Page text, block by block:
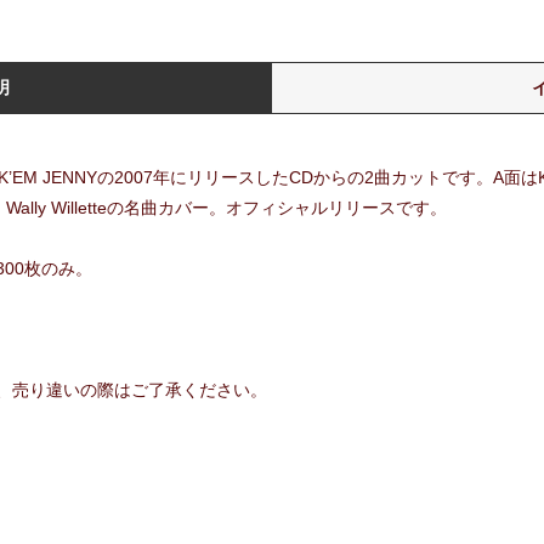
JENNYの2007年にリリースしたCDからの2曲カットです。A面
Willetteの名曲カバー。オフィシャルリリースです。
枚のみ。
り違いの際はご了承ください。